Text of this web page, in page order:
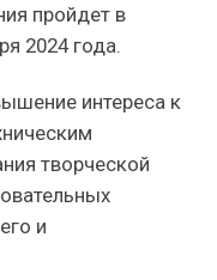
пройдет в
2024 года.
интереса к
творческой
и